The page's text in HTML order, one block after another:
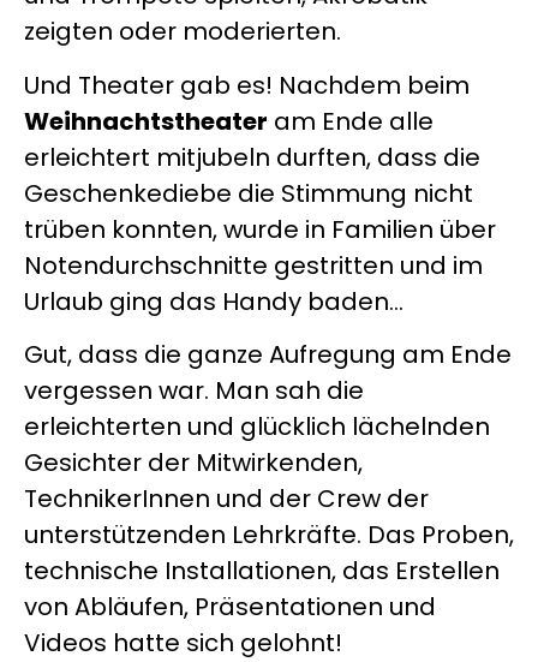
zeigten oder moderierten.
Und Theater gab es! Nachdem beim
Weihnachtstheater am Ende alle
erleichtert mitjubeln durften, dass die
Geschenkediebe die Stimmung nicht
trüben konnten, wurde in Familien über
Notendurchschnitte gestritten und im
Urlaub ging das Handy baden…
Gut, dass die ganze Aufregung am Ende
vergessen war. Man sah die
erleichterten und glücklich lächelnden
Gesichter der Mitwirkenden,
TechnikerInnen und der Crew der
unterstützenden Lehrkräfte. Das Proben,
technische Installationen, das Erstellen
von Abläufen, Präsentationen und
Videos hatte sich gelohnt!